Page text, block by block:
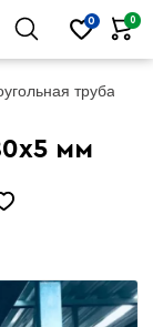
0 0
труба
мм